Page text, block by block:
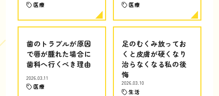
医療 医療
歯のトラブルが原因
で唇が腫れた場合に
歯科へ行くべき理由
2026.03.11
医療
足のむくみ放ってお
くと皮膚が硬くなり
治らなくなる私の後
悔
2026.03.10
生活